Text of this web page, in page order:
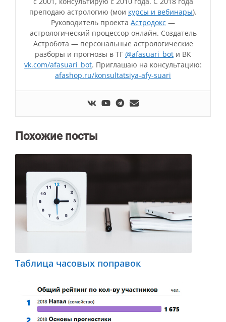
преподаю астрологию (мои курсы и вебинары).
Руководитель проекта Астродокс —
астрологический процессор онлайн. Создатель
Астробота — персональные астрологические
разборы и прогнозы в ТГ @afasuari_bot и ВК
vk.com/afasuari_bot. Приглашаю на консультацию:
afashop.ru/konsultatsiya-afy-suari
Похожие посты
Таблица часовых поправок